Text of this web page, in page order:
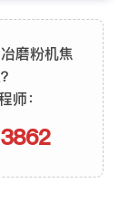
磨粉机焦
师：